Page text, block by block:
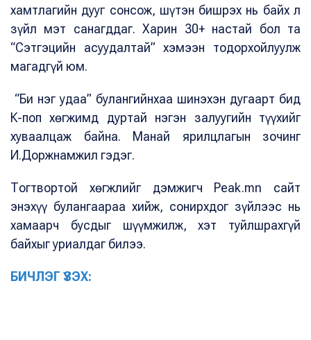
хамтлагийн дууг сонсож, шүтэн бишрэх нь байх л
зүйл мэт санагддаг. Харин 30+ настай бол та
“Сэтгэцийн асуудалтай” хэмээн тодорхойлуулж
магадгүй юм.
“Би нэг удаа” булангийнхаа шинэхэн дугаарт бид
К-поп хөгжимд дуртай нэгэн залуугийн түүхийг
хуваалцаж байна. Манай ярилцлагын зочинг
И.Доржнамжил гэдэг.
Тогтвортой хөгжлийг дэмжигч Peak.mn сайт
энэхүү булангаараа хийж, сонирхдог зүйлээс нь
хамаарч бусдыг шүүмжилж, хэт туйлшрахгүй
байхыг уриалдаг билээ.
БИЧЛЭГ ҮЗЭХ: